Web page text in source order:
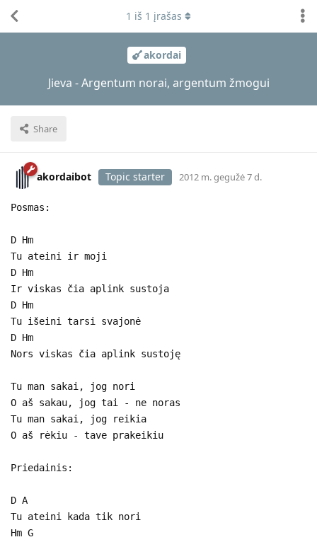
akordai
Jieva - Argentum norai, argentum žmogui
Share
1 iš 1 įrašas
akordaibot Topic starter 2012 m. gegužė 7 d.
Posmas:
D Hm
Tu ateini ir moji
D Hm
Ir viskas čia aplink sustoja
D Hm
Tu išeini tarsi svajonė
D Hm
Nors viskas čia aplink sustoję
Tu man sakai, jog nori
O aš sakau, jog tai - ne noras
Tu man sakai, jog reikia
O aš rėkiu - tave prakeikiu
Priedainis:
D A
Tu ateini kada tik nori
Hm G